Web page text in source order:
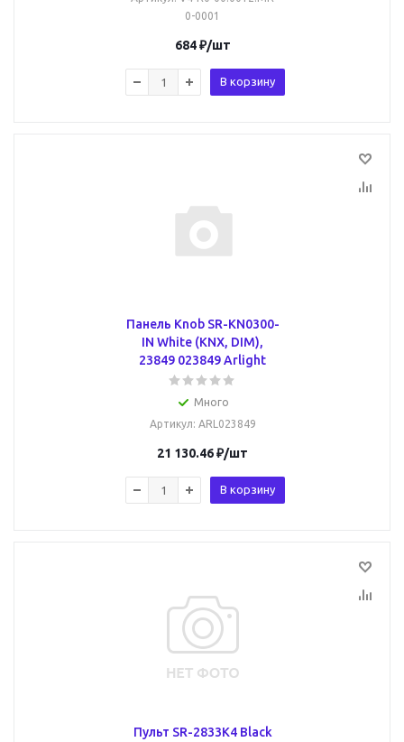
0-0001
684₽/шт
В корзину
Панель Knob SR-KN0300-
IN White (KNX, DIM),
23849 023849 Arlight
Много
Артикул: ARL023849
21 130.46₽/шт
В корзину
Пульт SR-2833K4 Black